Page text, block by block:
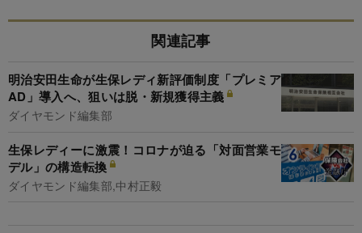
関連記事
明治安田生命が生保レディ新評価制度「プレミア
AD」導入へ、狙いは脱・新規獲得主義
ダイヤモンド編集部
生保レディーに激震！コロナが迫る「対面営業モ
デル」の構造転換
ダイヤモンド編集部,中村正毅